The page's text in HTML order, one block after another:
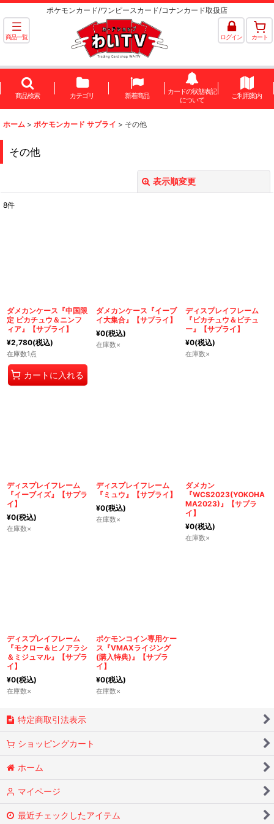
ポケモンカード/ワンピースカード/コナンカード取扱店
商品一覧 ログイン カート
商品検索 カテゴリ 新着商品
カードの状態表記
について
ご利用案内
ホーム > ポケモンカード サプライ > その他
その他
表示順変更
8件
ダメカンケース『中国限
定 ピカチュウ＆ニンフ
ィア』【サプライ】
¥2,780(税込)
在庫数1点
カートに入れる
ダメカンケース『イーブ
イ大集合』【サプライ】
¥0(税込)
在庫数×
ディスプレイフレーム
『ピカチュウ＆ピチュ
ー』【サプライ】
¥0(税込)
在庫数×
ディスプレイフレーム
『イーブイズ』【サプラ
イ】
¥0(税込)
在庫数×
ディスプレイフレーム
『ミュウ』【サプライ】
¥0(税込)
在庫数×
ダメカン
『WCS2023(YOKOHA
MA2023)』【サプラ
イ】
¥0(税込)
在庫数×
ディスプレイフレーム
『モクロー＆ヒノアラシ
＆ミジュマル』【サプラ
イ】
¥0(税込)
在庫数×
ポケモンコイン専用ケー
ス『VMAXライジング
(購入特典)』【サプラ
イ】
¥0(税込)
在庫数×
特定商取引法表示
ショッピングカート
ホーム
マイページ
最近チェックしたアイテム